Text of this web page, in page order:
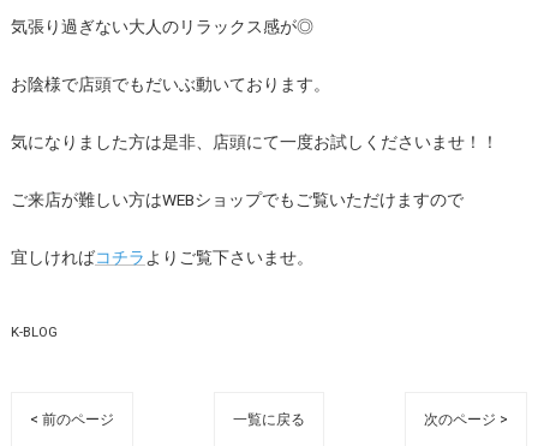
気張り過ぎない大人のリラックス感が◎
お陰様で店頭でもだいぶ動いております。
気になりました方は是非、店頭にて一度お試しくださいませ！！
ご来店が難しい方はWEBショップでもご覧いただけますので
宜しければコチラ よりご覧下さいませ。
K-BLOG
< 前のページ 一覧に戻る 次のページ >